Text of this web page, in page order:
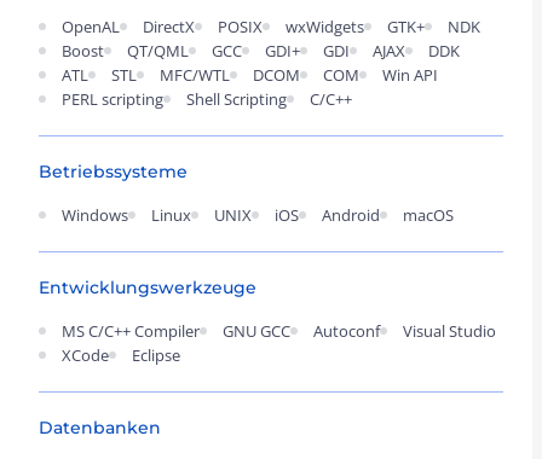
OpenAL
DirectX POSIX wxWidgets GTK+
NDK
Boost
QT/QML GCC GDI+ GDI AJAX
DDK
ATL
STL MFC/WTL DCOM COM
Win API
PERL scripting
Shell Scripting C/C++
Betriebssysteme
Windows
Linux UNIX iOS Android macOS
Entwicklungswerkzeuge
MS C/C++ Compiler
GNU GCC Autoconf
Visual Studio
XCode
Eclipse
Datenbanken